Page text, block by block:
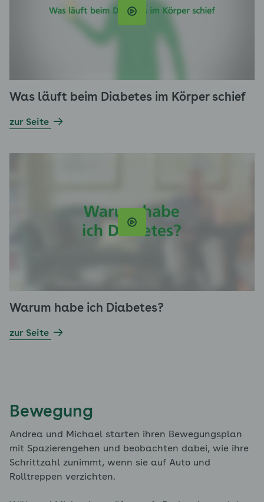
Was läuft beim Diabetes im Körper schief
zur Seite
Warum habe ich Diabetes?
zur Seite
Bewegung
Andrea und Michael starten ihren Bewegungsplan
mit Spazierengehen und beobachten dabei, wie ihre
Schrittzahl zunimmt, wenn sie auf Auto und
Rolltreppen verzichten.